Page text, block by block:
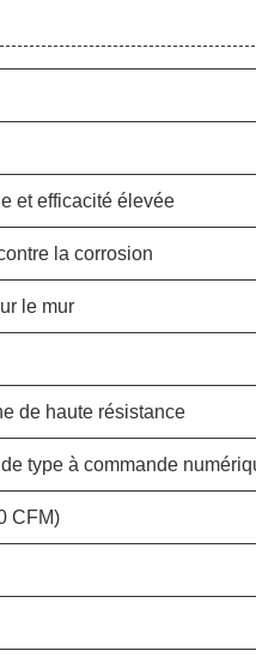
et efficacité élevée
la corrosion
le mur
de haute résistance
type à commande
CFM)